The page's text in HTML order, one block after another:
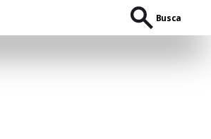
Busca